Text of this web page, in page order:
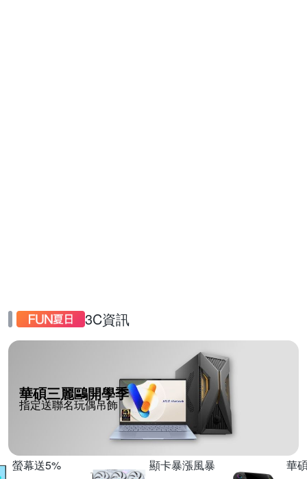
3C資訊
華碩三麗鷗開學季
指定送聯名玩偶吊飾
螢幕送5%
顯卡暴漲風暴
華